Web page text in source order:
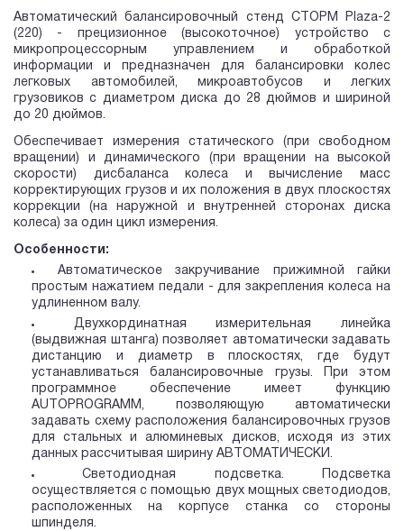
Автоматический балансировочный стенд СТОРМ Plaza-2
(220) - прецизионное (высокоточное) устройство с
микропроцессорным управлением и обработкой
информации и предназначен для балансировки колес
легковых автомобилей, микроавтобусов и легких
грузовиков с диаметром диска до 28 дюймов и шириной
до 20 дюймов.
Обеспечивает измерения статического (при свободном
вращении) и динамического (при вращении на высокой
скорости) дисбаланса колеса и вычисление масс
корректирующих грузов и их положения в двух плоскостях
коррекции (на наружной и внутренней сторонах диска
колеса) за один цикл измерения.
Особенности:
Автоматическое закручивание прижимной гайки
простым нажатием педали - для закрепления колеса на
удлиненном валу.
Двухкординатная измерительная линейка
(выдвижная штанга) позволяет автоматически задавать
дистанцию и диаметр в плоскостях, где будут
устанавливаться балансировочные грузы. При этом
программное обеспечение имеет функцию
AUTOPROGRAMM, позволяющую автоматически
задавать схему расположения балансировочных грузов
для стальных и алюминевых дисков, исходя из этих
данных рассчитывая ширину АВТОМАТИЧЕСКИ.
Светодиодная подсветка. Подсветка
осуществляется с помощью двух мощных светодиодов,
расположенных на корпусе станка со стороны
шпинделя.